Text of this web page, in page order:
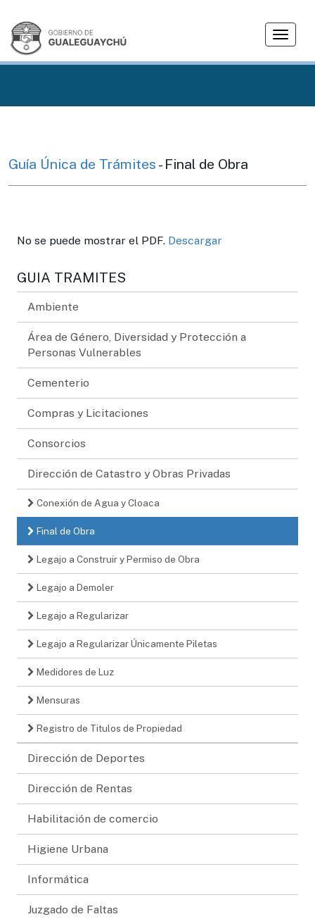
T
g
Guía Única de Trámites - Final de Obra
No se puede mostrar el PDF. Descargar
GUIA TRAMITES
Ambiente
Área de Género, Diversidad y Protección a
Personas Vulnerables
Cementerio
Compras y Licitaciones
Consorcios
Dirección de Catastro y Obras Privadas
Conexión de Agua y Cloaca
Final de Obra
Legajo a Construir y Permiso de Obra
Legajo a Demoler
Legajo a Regularizar
Legajo a Regularizar Únicamente Piletas
Medidores de Luz
Mensuras
Registro de Titulos de Propiedad
Dirección de Deportes
Dirección de Rentas
Habilitación de comercio
Higiene Urbana
Informática
Juzgado de Faltas